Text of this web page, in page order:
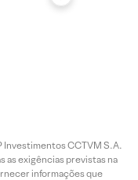
Investimentos CCTVM S.A.
as exigências previstas na
informações que